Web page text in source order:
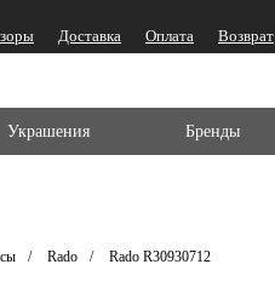
Доставка Оплата Возврат
Украшения Бренды
Rado Rado R30930712